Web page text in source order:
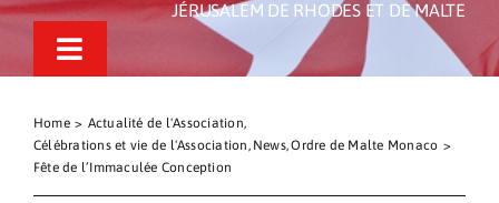
JÉRUSALEM DE RHODES ET DE MALTE
Toggle
L’Ordre de Malte
Home
Actualité de l'Association
Célébrations et vie de l'Association News Ordre de Malte Monaco
Fête de l’Immaculée Conception